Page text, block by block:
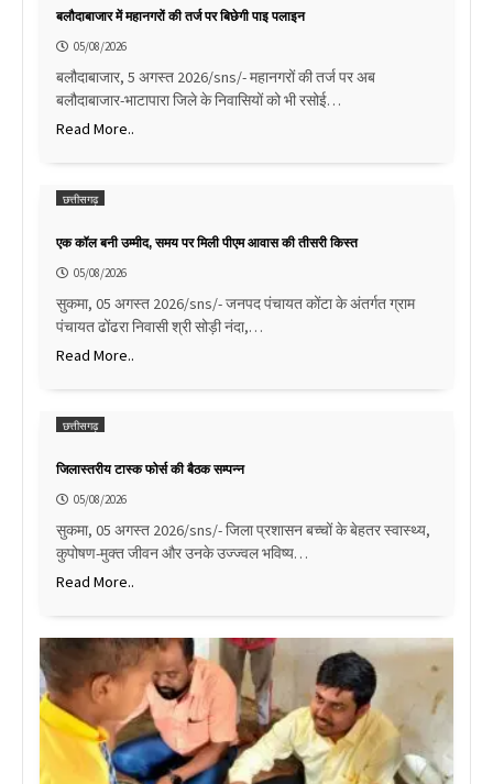
बलौदाबाजार में महानगरों की तर्ज पर बिछेगी पाइ पलाइन
05/08/2026
बलौदाबाजार, 5 अगस्त 2026/sns/- महानगरों की तर्ज पर अब
बलौदाबाजार-भाटापारा जिले के निवासियों को भी रसोई…
Read More..
छत्तीसगढ़
एक कॉल बनी उम्मीद, समय पर मिली पीएम आवास की तीसरी किस्त
05/08/2026
सुकमा, 05 अगस्त 2026/sns/- जनपद पंचायत कोंटा के अंतर्गत ग्राम
पंचायत ढोंढरा निवासी श्री सोड़ी नंदा,…
Read More..
छत्तीसगढ़
जिलास्तरीय टास्क फोर्स की बैठक सम्पन्न
05/08/2026
सुकमा, 05 अगस्त 2026/sns/- जिला प्रशासन बच्चों के बेहतर स्वास्थ्य,
कुपोषण-मुक्त जीवन और उनके उज्ज्वल भविष्य…
Read More..